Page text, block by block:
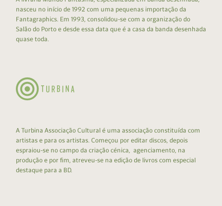
nasceu no início de 1992 com uma pequenas importação da
Fantagraphics. Em 1993, consolidou-se com a organização do
Salão do Porto e desde essa data que é a casa da banda desenhada
quase toda.
A Turbina Associação Cultural é uma associação constituída com
artistas e para os artistas. Começou por editar discos, depois
espraiou-se no campo da criação cénica, agenciamento, na
produção e por fim, atreveu-se na edição de livros com especial
destaque para a BD.